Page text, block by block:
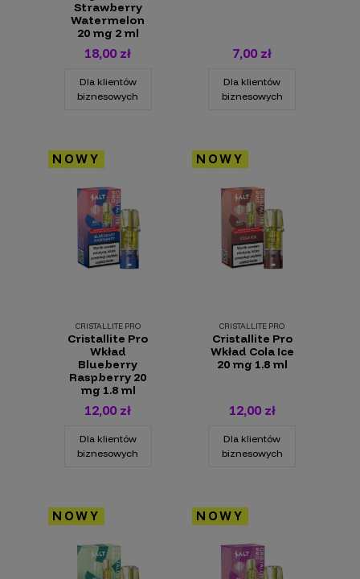
Strawberry
Watermelon
20 mg 2 ml
18,00 zł
Dla klientów
biznesowych
7,00 zł
Dla klientów
biznesowych
NOWY
CRISTALLITE PRO
Cristallite Pro
Wkład
Blueberry
Raspberry 20
mg 1.8 ml
12,00 zł
Dla klientów
biznesowych
NOWY
CRISTALLITE PRO
Cristallite Pro
Wkład Cola Ice
20 mg 1.8 ml
12,00 zł
Dla klientów
biznesowych
NOWY NOWY